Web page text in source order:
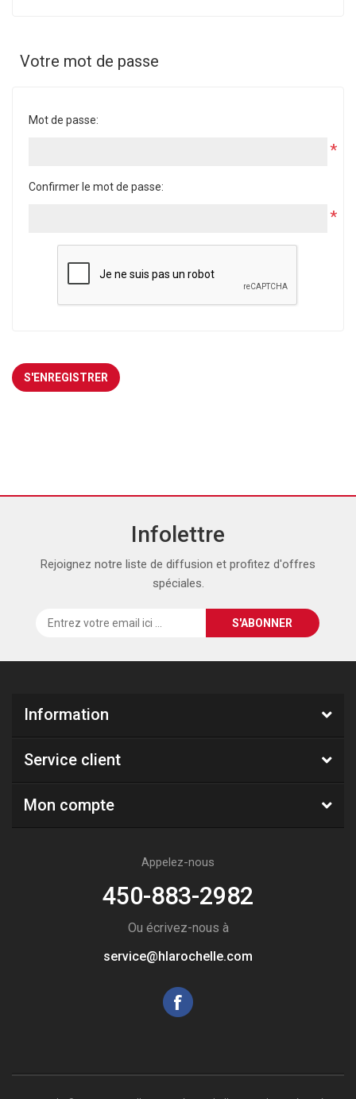
Votre mot de passe
Mot de passe:
*
Confirmer le mot de passe:
*
Infolettre
Rejoignez notre liste de diffusion et profitez d'offres
spéciales.
Information
Service client
Mon compte
Appelez-nous
450-883-2982
Ou écrivez-nous à
service@hlarochelle.com